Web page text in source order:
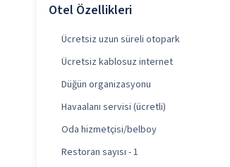
Otel Özellikleri
Ücretsiz uzun süreli otopark
Ücretsiz kablosuz internet
Düğün organizasyonu
Havaalanı servisi (ücretli)
Oda hizmetçisi/belboy
Restoran sayısı - 1